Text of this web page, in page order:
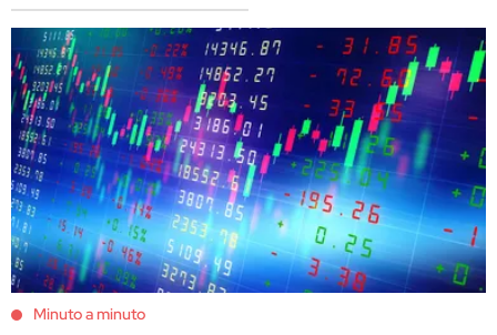
Minuto a minuto